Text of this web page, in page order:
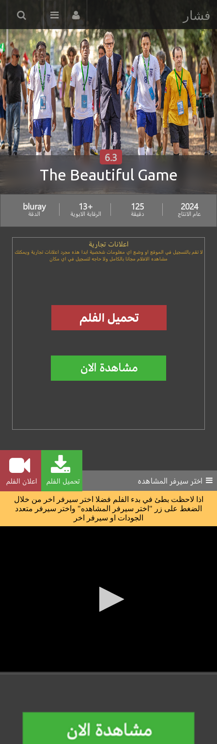
فشار
The Beautiful Game
6.3
2024
عام الانتاج
125
دقيقة
+13
الرقابة الابوية
bluray
الدقة
اعلانات تجارية
لا تقم بالتسجيل في الموقع او وضع اي معلومات شخصية ابدا هذه مجرد اعلانات تجارية ويمكنك
مشاهده الافلام مجانا بالكامل ولا حاجه لتسجيل في اي مكان
تحميل الفلم اعلان الفلم اختر سيرفر المشاهده
اذا لاحظت بطئ في بدء الفلم فضلا اختر سيرفر اخر من خلال
الضغط على زر "اختر سيرفر المشاهده" واختر سيرفر متعدد
الجودات او سيرفر اخر